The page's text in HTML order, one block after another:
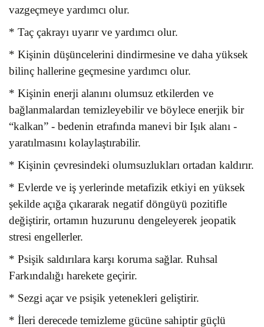
vazgeçmeye yardımcı olur.
* Taç çakrayı uyarır ve yardımcı olur.
* Kişinin düşüncelerini dindirmesine ve daha yüksek
bilinç hallerine geçmesine yardımcı olur.
* Kişinin enerji alanını olumsuz etkilerden ve
bağlanmalardan temizleyebilir ve böylece enerjik bir
“kalkan” - bedenin etrafında manevi bir Işık alanı -
yaratılmasını kolaylaştırabilir.
* Kişinin çevresindeki olumsuzlukları ortadan kaldırır.
* Evlerde ve iş yerlerinde metafizik etkiyi en yüksek
şekilde açığa çıkararak negatif döngüyü pozitifle
değiştirir, ortamın huzurunu dengeleyerek jeopatik
stresi engellerler.
* Psişik saldırılara karşı koruma sağlar. Ruhsal
Farkındalığı harekete geçirir.
* Sezgi açar ve psişik yetenekleri geliştirir.
* İleri derecede temizleme gücüne sahiptir güçlü